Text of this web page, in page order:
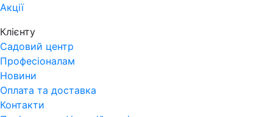
Акції
Клієнту
Садовий центр
Професіоналам
Новини
Оплата та доставка
Контакти